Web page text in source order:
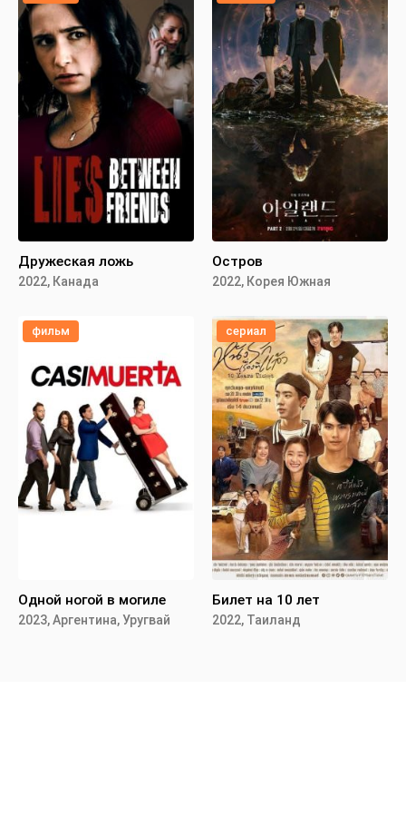
Дружеская ложь
2022, Канада
Остров
2022, Корея Южная
фильм
Одной ногой в могиле
2023, Аргентина, Уругвай
сериал
Билет на 10 лет
2022, Таиланд